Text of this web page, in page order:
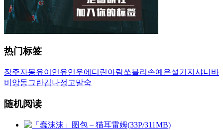
热门标签
장주자몽유이 연유연우에디린아람쏘블리 손예은설거지 샤니 바
비앙동그란김나정 고말숙
随机阅读